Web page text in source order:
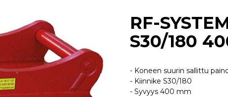
RF-
S30/180
- Koneen suurin sallittu
- Kiinnike S30/180
- Syvyys 400 mm